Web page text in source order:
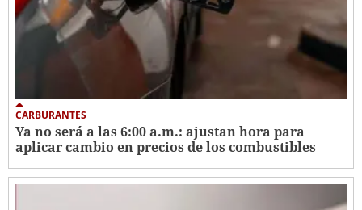
CARBURANTES
Ya no será a las 6:00 a.m.: ajustan hora para
aplicar cambio en precios de los combustibles